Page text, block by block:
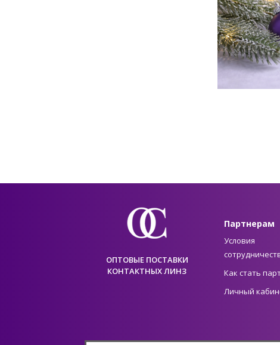
ОПТОВЫЕ ПОСТАВКИ
КОНТАКТНЫХ ЛИНЗ
Партнерам
Условия
Как стать
Личный